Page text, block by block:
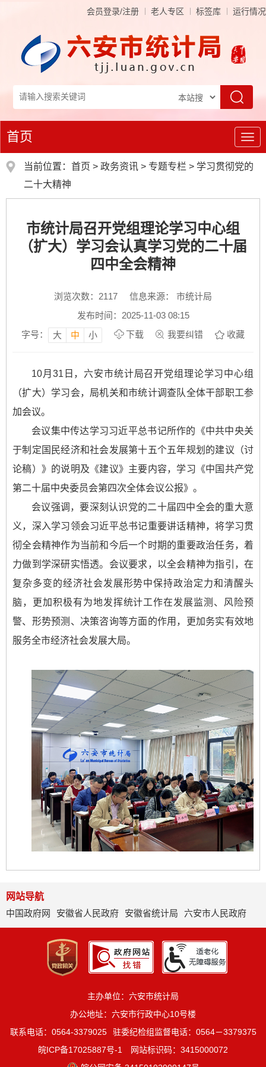
会员登录/注册 老人专区 标签库 运行情况
导
航
首页
当前位置： 首页 > 政务资讯 > 专题专栏 > 学习贯彻党的
二十大精神
市统计局召开党组理论学习中心组
（扩大）学习会认真学习党的二十届
四中全会精神
浏览次数： 2117
信息来源： 市统计局
发布时间：2025-11-03 08:15
字号：
大 中 小 下载 我要纠错 收藏
10月31日，六安市统计局召开党组理论学习中心组
（扩大）学习会，局机关和市统计调查队全体干部职工参
加会议。
会议集中传达学习习近平总书记所作的《中共中央关
于制定国民经济和社会发展第十五个五年规划的建议（讨
论稿）》的说明及《建议》主要内容，学习《中国共产党
第二十届中央委员会第四次全体会议公报》。
会议强调，要深刻认识党的二十届四中全会的重大意
义，深入学习领会习近平总书记重要讲话精神，将学习贯
彻全会精神作为当前和今后一个时期的重要政治任务，着
力做到学深研实悟透。会议要求，以全会精神为指引，在
复杂多变的经济社会发展形势中保持政治定力和清醒头
脑，更加积极有为地发挥统计工作在发展监测、风险预
警、形势预测、决策咨询等方面的作用，更加务实有效地
服务全市经济社会发展大局。
网站导航
中国政府网
安徽省人民政府 安徽省统计局 六安市人民政府
主办单位：六安市统计局
办公地址：六安市行政中心10号楼
联系电话：0564-3379025
驻委纪检组监督电话：0564－3379375
皖ICP备17025887号-1
网站标识码：3415000072